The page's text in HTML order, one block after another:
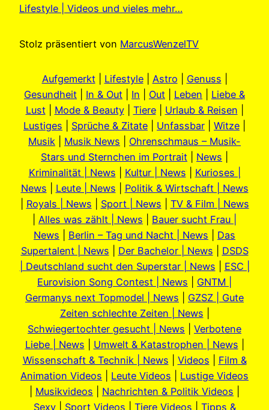
Lifestyle | Videos und vieles mehr…
Stolz präsentiert von MarcusWenzelTV
Aufgemerkt| Lifestyle| Astro Genuss
Gesundheit
In & Out In Out Leben
Liebe &
Lust| Mode & Beauty| Tiere| Urlaub & Reisen
Lustiges
Sprüche & Zitate Unfassbar Witze
Musik
Musik News
Ohrenschmaus – Musik-
Stars und Sternchen im Portrait
News
Kriminalität | News
Kultur | News
Kurioses |
News
Leute | News
Politik & Wirtschaft | News
Royals | News Sport | News
TV & Film | News
Alles was zählt | News
Bauer sucht Frau |
News
Berlin – Tag und Nacht | News
Das
Supertalent | News
Der Bachelor | News
DSDS
| Deutschland sucht den Superstar | News
ESC |
Eurovision Song Contest | News
GNTM |
Germanys next Topmodel | News
GZSZ | Gute
Zeiten schlechte Zeiten | News
Schwiegertochter gesucht | News
Verbotene
Liebe | News
Umwelt & Katastrophen | News
Wissenschaft & Technik | News
Videos
Film &
Animation Videos
Leute Videos
Lustige Videos
Musikvideos Nachrichten & Politik Videos
Sexy| Sport Videos Tiere Videos Tipps &